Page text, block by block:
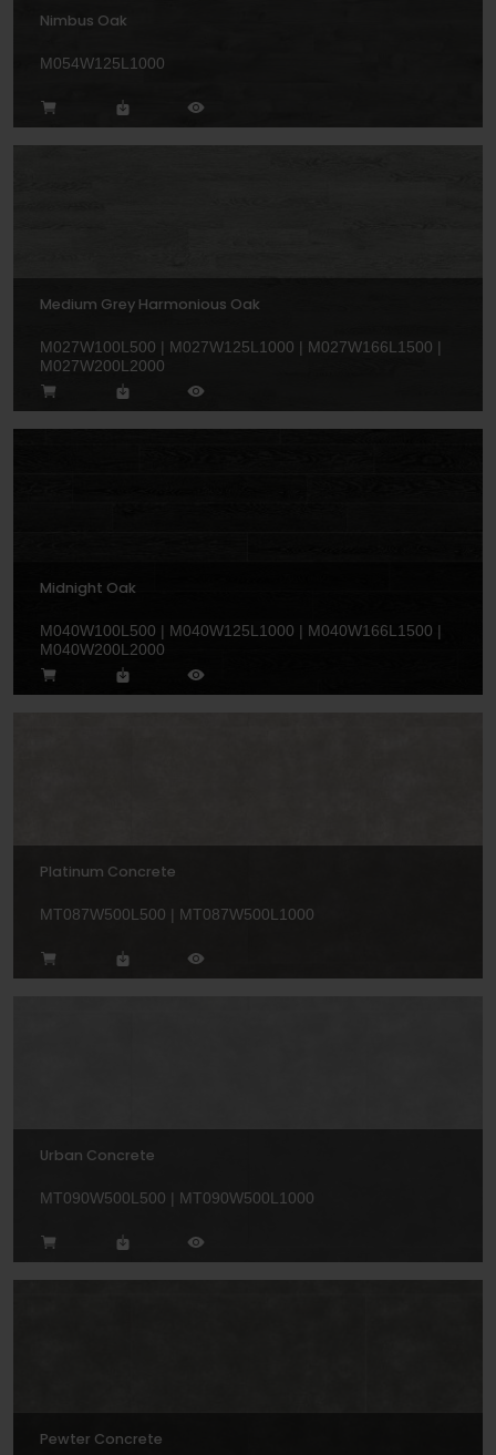
Nimbus Oak
M054W125L1000
Medium Grey Harmonious Oak
M027W100L500 | M027W125L1000 | M027W166L1500 |
M027W200L2000
Midnight Oak
M040W100L500 | M040W125L1000 | M040W166L1500 |
M040W200L2000
Platinum Concrete
MT087W500L500 | MT087W500L1000
Urban Concrete
MT090W500L500 | MT090W500L1000
Pewter Concrete